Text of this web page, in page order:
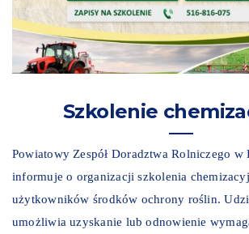
Szkolenie
Powiatowy Zespół Doradztwa Rolniczego w
informuje o organizacji szkolenia
użytkowników środków ochrony roślin.
umożliwia uzyskanie lub odnowienie